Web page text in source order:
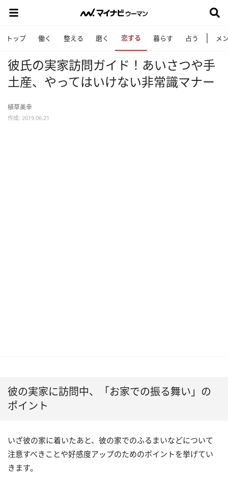
トップ 働く 整える 磨く 恋する 暮らす 占う メ
彼氏の実家訪問ガイド！あいさつや手
土産、やってはいけない非常識マナー
植草美幸
作成: 2019.06.21
彼の実家に訪問中、「お家での振る舞い」の
ポイント
いざ彼の家に着いたあと、彼の家でのふるまいなどについて
注意すべきことや好感度アップのためのポイントを挙げてい
きます。